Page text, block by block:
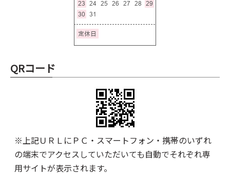
QRコード
※上記ＵＲＬにＰＣ・スマートフォン・携帯のいずれ
の端末でアクセスしていただいても自動でそれぞれ専
用サイトが表示されます。